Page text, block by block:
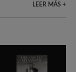
LEER MÁS +